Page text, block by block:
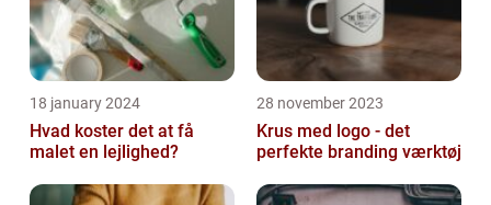
18 january 2024
Hvad koster det at få
malet en lejlighed?
28 november 2023
Krus med logo - det
perfekte branding værktøj